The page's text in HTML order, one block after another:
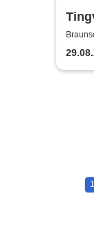
1